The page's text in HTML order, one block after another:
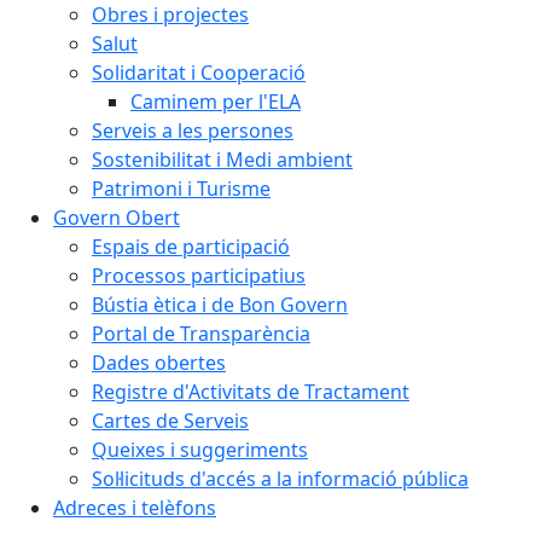
Obres i projectes
Salut
Solidaritat i Cooperació
Caminem per l'ELA
Serveis a les persones
Sostenibilitat i Medi ambient
Patrimoni i Turisme
Govern Obert
Espais de participació
Processos participatius
Bústia ètica i de Bon Govern
Portal de Transparència
Dades obertes
Registre d'Activitats de Tractament
Cartes de Serveis
Queixes i suggeriments
Sol·licituds d'accés a la informació pública
Adreces i telèfons